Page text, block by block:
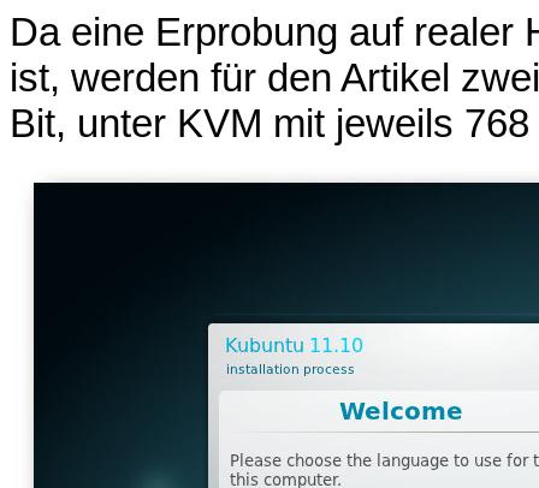
Da eine Erprobung auf realer
ist, werden für den Artikel
Bit, unter KVM mit jeweils